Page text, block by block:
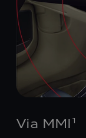
Via MMI 1